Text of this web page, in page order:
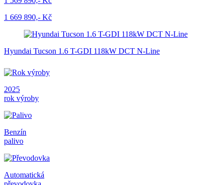
1 669 890,- Kč
Hyundai Tucson 1.6 T-GDI 118kW DCT N-Line
2025
rok výroby
Benzín
palivo
Automatická